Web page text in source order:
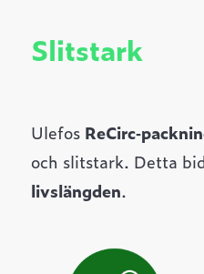
Slitstark
Ulefos
och slitstark. Detta
livslängden.